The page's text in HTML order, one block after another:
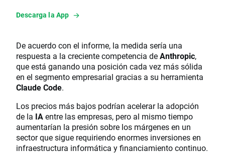
Descarga la App
De acuerdo con el informe, la medida sería una
respuesta a la creciente competencia deAnthropic,
que está ganando una posición cada vez más sólida
en el segmento empresarial gracias a su herramienta
Claude Code.
Los precios más bajos podrían acelerar la adopción
de la IAentre las empresas, pero al mismo tiempo
aumentarían la presión sobre los márgenes en un
sector que sigue requiriendo enormes inversiones en
infraestructura informática y financiamiento continuo.